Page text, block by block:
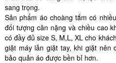
sang trọng.
Sản phẩm áo choàng tắm có
đối tượng cân nặng và chiều cao
có đầy đủ size S, M,L, XL cho
giặt máy lẫn giặt tay, khi giặt nên
bảo quản áo được bền bỉ hơn.